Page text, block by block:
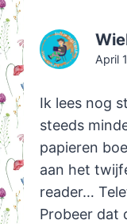
April
Ik lees nog
steeds
papieren
aan het
reader…
Probeer dat